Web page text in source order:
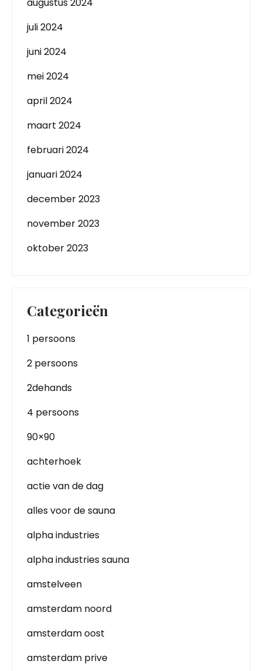
juli 2024
juni 2024
mei 2024
april 2024
maart 2024
februari 2024
januari 2024
december 2023
november 2023
oktober 2023
Categorieën
1 persoons
2 persoons
2dehands
4 persoons
90×90
achterhoek
actie van de dag
alles voor de sauna
alpha industries
alpha industries sauna
amstelveen
amsterdam noord
amsterdam oost
amsterdam prive